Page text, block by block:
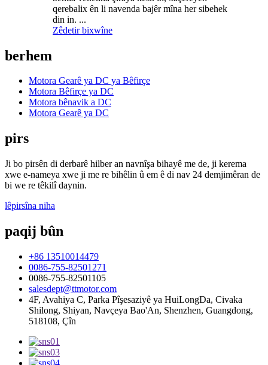
qerebalix ên li navenda bajêr mîna her sibehek
din in. ...
Zêdetir bixwîne
berhem
Motora Gearê ya DC ya Bêfirçe
Motora Bêfirçe ya DC
Motora bênavik a DC
Motora Gearê ya DC
pirs
Ji bo pirsên di derbarê hilber an navnîşa bihayê me de, ji kerema
xwe e-nameya xwe ji me re bihêlin û em ê di nav 24 demjimêran de
bi we re têkilî daynin.
lêpirsîna niha
paqij bûn
+86 13510014479
0086-755-82501271
0086-755-82501105
salesdept@ttmotor.com
4F, Avahiya C, Parka Pîşesaziyê ya HuiLongDa, Civaka
Shilong, Shiyan, Navçeya Bao'An, Shenzhen, Guangdong,
518108, Çîn